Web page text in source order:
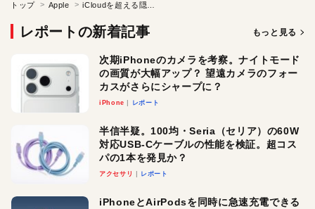
トップ Apple
レポートの新着記事 もっと見る
次期iPhoneのカメラを考察。ナイトモード
の画質が大幅アップ？ 望遠カメラのフォー
カスがさらにシャープに？
iPhone レポート
半信半疑。100均・Seria（セリア）の60W
対応USB-Cケーブルの性能を検証。超コス
パの1本を発見か？
アクセサリ レポート
iPhoneとAirPodsを同時に急速充電できる